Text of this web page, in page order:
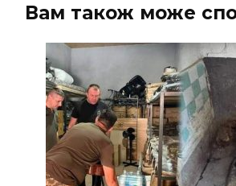
Вам також може